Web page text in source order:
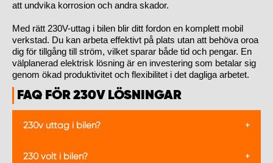
att undvika korrosion och andra skador.
Med rätt 230V-uttag i bilen blir ditt fordon en komplett mobil
verkstad. Du kan arbeta effektivt på plats utan att behöva oroa
dig för tillgång till ström, vilket sparar både tid och pengar. En
välplanerad elektrisk lösning är en investering som betalar sig
genom ökad produktivitet och flexibilitet i det dagliga arbetet.
FAQ FÖR 230V LÖSNINGAR
230v uttag i bilen?
Med 230V-uttag i bilen kan du använda eldrivna
230 volt i bilen?